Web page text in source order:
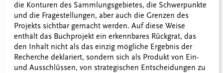
die Konturen des Sammlungsgebietes, die Schwerpunkte
und die Fragestellungen, aber auch die Grenzen des
Projekts sichtbar gemacht werden. Auf diese Weise
enthält das Buchprojekt ein erkennbares Rückgrat, das
den Inhalt nicht als das einzig mögliche Ergebnis der
Recherche deklariert, sondern sich als Produkt von Ein-
und Ausschlüssen, von strategischen Entscheidungen zu